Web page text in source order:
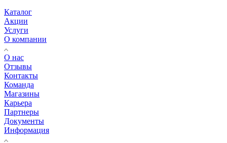
Каталог
Акции
Услуги
О компании
О нас
Отзывы
Контакты
Команда
Магазины
Карьера
Партнеры
Документы
Информация